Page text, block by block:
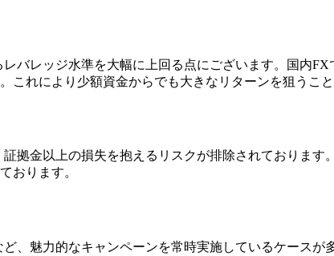
バレッジ水準を大幅に上回る点にございます。国内
これにより少額資金からでも大きなリターンを狙うこ
拠金以上の損失を抱えるリスクが排除されておりま
おります。
、魅力的なキャンペーンを常時実施しているケース